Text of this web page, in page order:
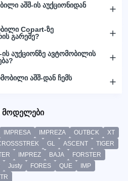
აშშ-ის აუქციონიდან
Copart-ზე
გარეშე?
აუქციონზე ავტომობილის
აშშ-დან ჩემს
მოდელები
IMPRESA IMPREZA OUTBCK
XT
GL ASCENT
TIGER
IMPREZ BAJA
FORSTER
Justy FORES QUE
IMP